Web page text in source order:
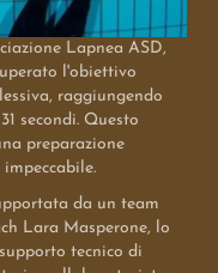
le regole
Lapnea ASD,
l'obiettivo
raggiungendo
secondi. Questo
preparazione
da un team
Lara Masperone, lo
tecnico di